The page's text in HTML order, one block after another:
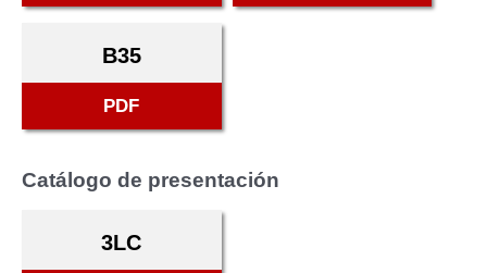
B35
PDF
Catálogo de presentación
3LC